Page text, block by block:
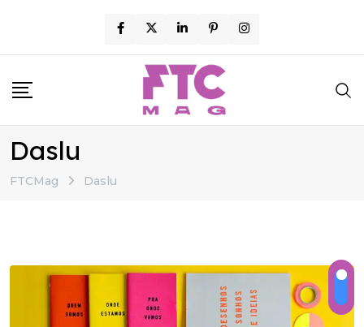
content
Daslu
FTCMag Daslu